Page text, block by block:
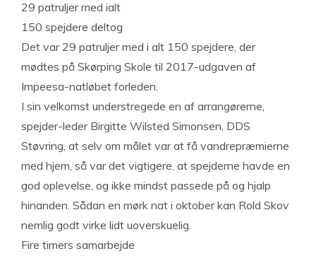
29 patruljer med ialt
150 spejdere deltog
Det var 29 patruljer med i alt 150 spejdere, der
mødtes på Skørping Skole til 2017-udgaven af
Impeesa-natløbet forleden.
I sin velkomst understregede en af arrangørerne,
spejder-leder Birgitte Wilsted Simonsen, DDS
Støvring, at selv om målet var at få vandrepræmierne
med hjem, så var det vigtigere, at spejderne havde en
god oplevelse, og ikke mindst passede på og hjalp
hinanden. Sådan en mørk nat i oktober kan Rold Skov
nemlig godt virke lidt uoverskuelig.
Fire timers samarbejde